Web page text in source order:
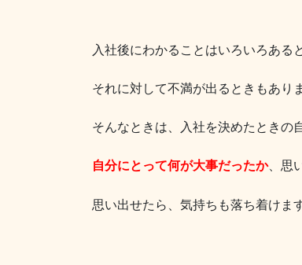
入社後にわかることはいろいろある
それに対して不満が出るときもあり
そんなときは、入社を決めたときの
自分にとって何が大事だったか、思
思い出せたら、気持ちも落ち着けま